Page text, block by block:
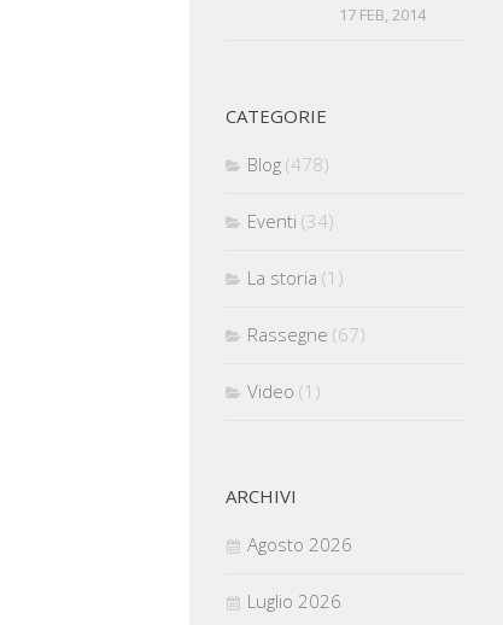
17 FEB, 2014
CATEGORIE
Blog (478)
Eventi (34)
La storia (1)
Rassegne (67)
Video (1)
ARCHIVI
Agosto 2026
Luglio 2026